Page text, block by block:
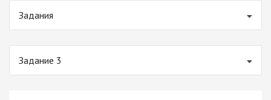
Задания
Задание 3